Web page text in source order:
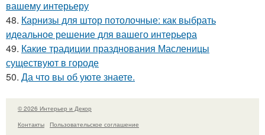
вашему интерьеру
48. Карнизы для штор потолочные: как выбрать
идеальное решение для вашего интерьера
49. Какие традиции празднования Масленицы
существуют в городе
50. Да что вы об уюте знаете.
© 2026 Интерьер и Декор
Контакты
Пользовательское соглашение